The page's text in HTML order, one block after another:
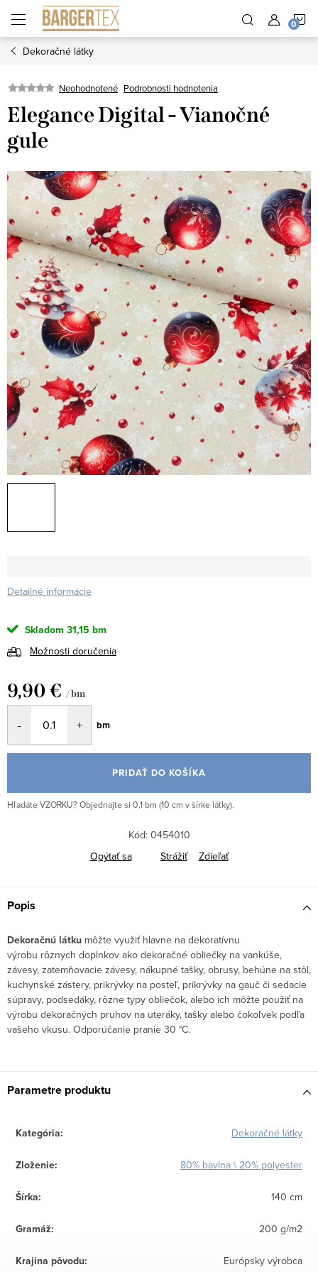
obsah
Dekoračné látky
Neohodnotené Podrobnosti hodnotenia
Elegance Digital - Vianočné
gule
Detailné informácie
Skladom 31,15 bm
Možnosti doručenia
9,90 € / bm
cena:
bm
PRIDAŤ DO KOŠÍKA
Hľadáte VZORKU? Objednajte si 0,1 bm (10 cm v šírke látky).
Kód: 0454010
Opýtať sa
Strážiť Zdieľať
Popis
Dekoračnú látku môžte využiť hlavne na dekoratívnu
výrobu rôznych doplnkov ako dekoračné obliečky na vankúše,
závesy, zatemňovacie závesy, nákupné tašky, obrusy, behúne na stôl,
kuchynské zástery, prikrývky na posteľ, prikrývky na gauč či sedacie
súpravy, podsedáky, rôzne typy obliečok, alebo ich môžte použiť na
výrobu dekoračných pruhov na uteráky, tašky alebo čokoľvek podľa
vašeho vkusu. Odporúčanie pranie 30 °C.
Parametre produktu
Kategória: Dekoračné látky
Zloženie: 80% bavlna \ 20% polyester
Šírka: 140 cm
Gramáž: 200 g/m2
Krajina pôvodu: Európsky výrobca